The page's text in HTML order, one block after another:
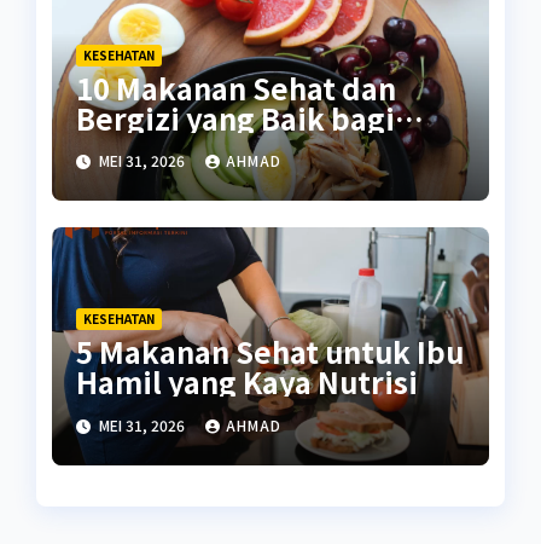
KESEHATAN
10 Makanan Sehat dan
Bergizi yang Baik bagi
Tubuh
MEI 31, 2026 AHMAD
KESEHATAN
5 Makanan Sehat untuk Ibu
Hamil yang Kaya Nutrisi
MEI 31, 2026 AHMAD